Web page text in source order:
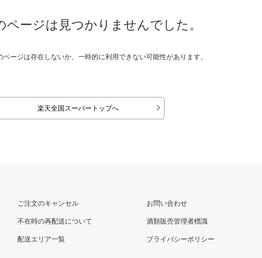
ページは見つかりませんでした。
ページは存在しないか、一時的に利用できない可能性があります。
楽天全国スーパートップへ
ご注文のキャンセル
不在時の再配送について
配送エリア一覧
お問い合わせ
酒類販売管理者標識
プライバシーポリシー